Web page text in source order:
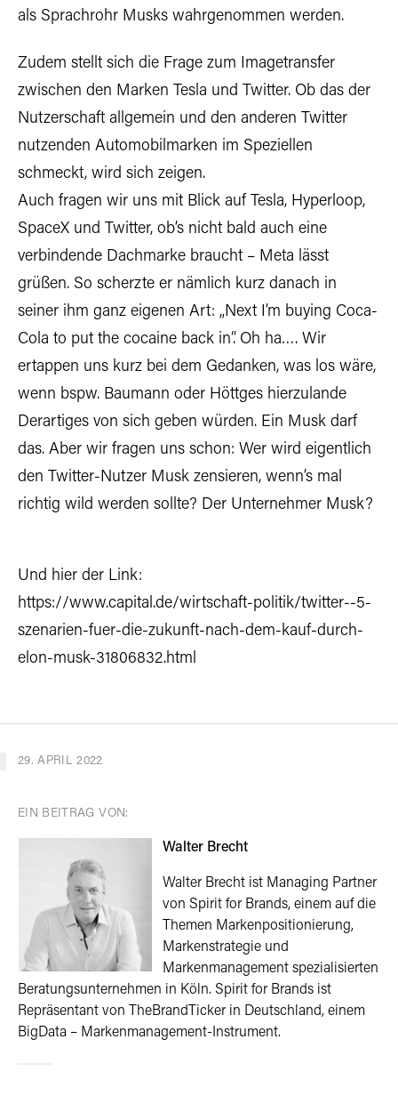
als Sprachrohr Musks wahrgenommen werden.
Zudem stellt sich die Frage zum Imagetransfer
zwischen den Marken Tesla und Twitter. Ob das der
Nutzerschaft allgemein und den anderen Twitter
nutzenden Automobilmarken im Speziellen
schmeckt, wird sich zeigen.
Auch fragen wir uns mit Blick auf Tesla, Hyperloop,
SpaceX und Twitter, ob’s nicht bald auch eine
verbindende Dachmarke braucht – Meta lässt
grüßen. So scherzte er nämlich kurz danach in
seiner ihm ganz eigenen Art: „Next I’m buying Coca-
Cola to put the cocaine back in”. Oh ha…. Wir
ertappen uns kurz bei dem Gedanken, was los wäre,
wenn bspw. Baumann oder Höttges hierzulande
Derartiges von sich geben würden. Ein Musk darf
das. Aber wir fragen uns schon: Wer wird eigentlich
den Twitter-Nutzer Musk zensieren, wenn’s mal
richtig wild werden sollte? Der Unternehmer Musk?
Und hier der Link:
https://www.capital.de/wirtschaft-politik/twitter--5-
szenarien-fuer-die-zukunft-nach-dem-kauf-durch-
elon-musk-31806832.html
29. APRIL 2022
EIN BEITRAG VON:
Walter Brecht
Walter Brecht ist Managing Partner
von Spirit for Brands, einem auf die
Themen Markenpositionierung,
Markenstrategie und
Markenmanagement spezialisierten
Beratungsunternehmen in Köln. Spirit for Brands ist
Repräsentant von TheBrandTicker in Deutschland, einem
BigData – Markenmanagement-Instrument.